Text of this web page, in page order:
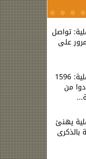
تواصل
على
محافظ الدقهلية: 1596
من
يهنئ
بالذكرى